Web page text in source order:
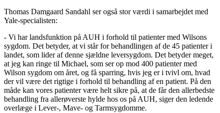
Thomas Damgaard Sandahl ser også stor værdi i samarbejdet med
Yale-specialisten:
- Vi har landsfunktion på AUH i forhold til patienter med Wilsons
sygdom. Det betyder, at vi står for behandlingen af de 45 patienter i
landet, som lider af denne sjældne leversygdom. Det betyder meget,
at jeg kan ringe til Michael, som ser op mod 400 patienter med
Wilson sygdom om året, og få sparring, hvis jeg er i tvivl om, hvad
der vil være det rigtige i forhold til behandling af en patient. På den
måde kan vores patienter være helt sikre på, at de får den allerbedste
behandling fra allerøverste hylde hos os på AUH, siger den ledende
overlæge i Lever-, Mave- og Tarmsygdomme.